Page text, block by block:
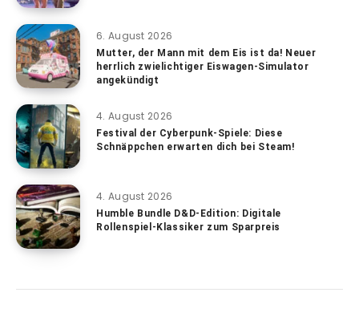
6. August 2026
Mutter, der Mann mit dem Eis ist da! Neuer
herrlich zwielichtiger Eiswagen-Simulator
angekündigt
4. August 2026
Festival der Cyberpunk-Spiele: Diese
Schnäppchen erwarten dich bei Steam!
4. August 2026
Humble Bundle D&D-Edition: Digitale
Rollenspiel-Klassiker zum Sparpreis